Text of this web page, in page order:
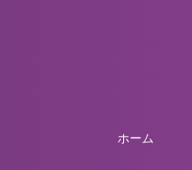
ホーム